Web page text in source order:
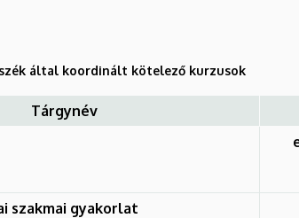
által koordinált kötelező kurzusok
Tárgynév
szakmai gyakorlat